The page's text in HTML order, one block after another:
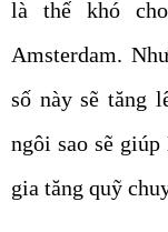
là thế khó
Amsterdam.
số này sẽ tăng
ngôi sao sẽ
gia tăng quỹ